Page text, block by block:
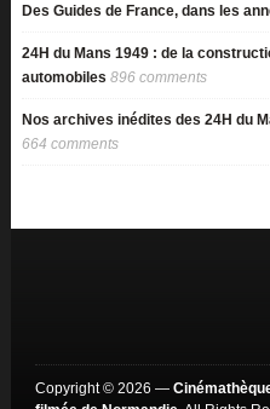
Des Guides de France, dans les
24H du Mans 1949 : de la
automobiles 896 comments
Nos archives inédites des 24H du
664 comments
Copyright © 2026 —